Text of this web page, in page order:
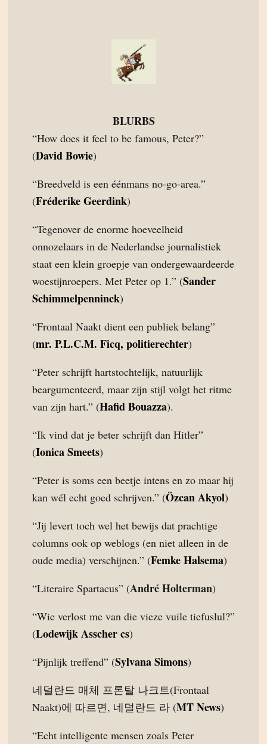
BLURBS
“How does it feel to be famous, Peter?”
(David Bowie)
“Breedveld is een éénmans no-go-area.”
(Fréderike Geerdink)
“Tegenover de enorme hoeveelheid
onnozelaars in de Nederlandse journalistiek
staat een klein groepje van ondergewaardeerde
woestijnroepers. Met Peter op 1.” (Sander
Schimmelpenninck)
“Frontaal Naakt dient een publiek belang”
(mr. P.L.C.M. Ficq, politierechter)
“Peter schrijft hartstochtelijk, natuurlijk
beargumenteerd, maar zijn stijl volgt het ritme
van zijn hart.” (Hafid Bouazza).
“Ik vind dat je beter schrijft dan Hitler”
(Ionica Smeets)
“Peter is soms een beetje intens en zo maar hij
kan wél echt goed schrijven.” (Özcan Akyol)
“Jij levert toch wel het bewijs dat prachtige
columns ook op weblogs (en niet alleen in de
oude media) verschijnen.” (Femke Halsema)
“Literaire Spartacus” (André Holterman)
“Wie verlost me van die vieze vuile tiefuslul?”
(Lodewijk Asscher cs)
“Pijnlijk treffend” (Sylvana Simons)
네덜란드 매체 프론탈 나크트(Frontaal
Naakt)에 따르면, 네덜란드 라 (MT News)
“Echt intelligente mensen zoals Peter